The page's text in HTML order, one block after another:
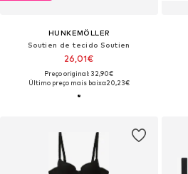
HUNKEMÖLLER
Soutien de tecido Soutien
26,01€
Preço original: 32,90€
Último preço mais baixo:20,23€